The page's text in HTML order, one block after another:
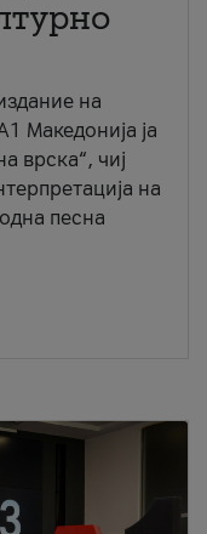
на
Македонија ја
врска“, чиј
на
песна